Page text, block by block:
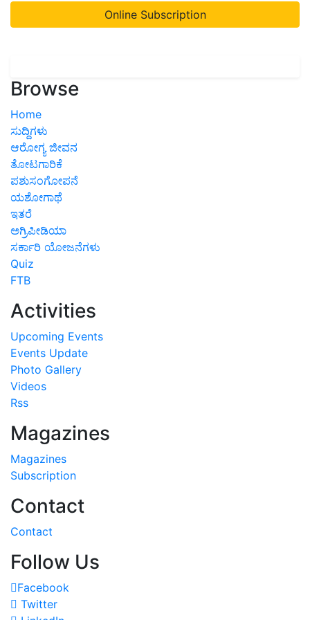
Online Subscription
Browse
Home
ಸುದ್ದಿಗಳು
ಆರೋಗ್ಯ ಜೀವನ
ತೋಟಗಾರಿಕೆ
ಪಶುಸಂಗೋಪನೆ
ಯಶೋಗಾಥೆ
ಇತರೆ
ಅಗ್ರಿಪೀಡಿಯಾ
ಸರ್ಕಾರಿ ಯೋಜನೆಗಳು
Quiz
FTB
Activities
Upcoming Events
Events Update
Photo Gallery
Videos
Rss
Magazines
Magazines
Subscription
Contact
Contact
Follow Us
Facebook
Twitter